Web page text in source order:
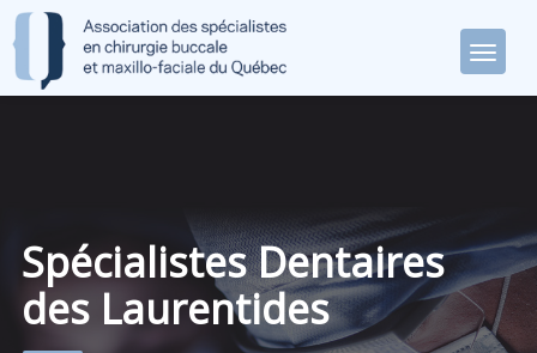
Spécialistes Dentaires
des Laurentides